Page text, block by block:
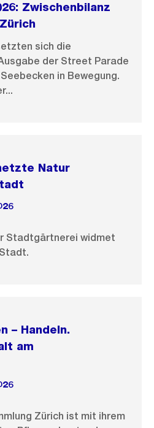
Zwischenbilanz
sich die
der Street Parade
in Bewegung.
Natur
Stadtgärtnerei widmet
– Handeln.
am
Zürich ist mit ihrem